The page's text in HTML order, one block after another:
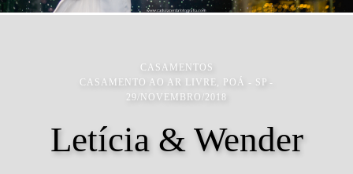
CASAMENTOS
CASAMENTO AO AR LIVRE, POÁ - SP
29/NOVEMBRO/2018
Letícia & Wender